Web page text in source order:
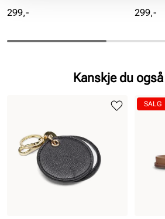
Pris
299,- Pris
299,-
Kanskje du
SALG